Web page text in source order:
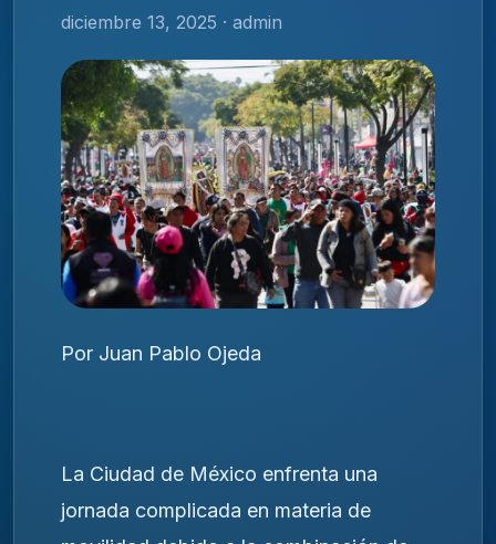
diciembre 13, 2025 · admin
Por Juan Pablo Ojeda
La Ciudad de México enfrenta una
jornada complicada en materia de